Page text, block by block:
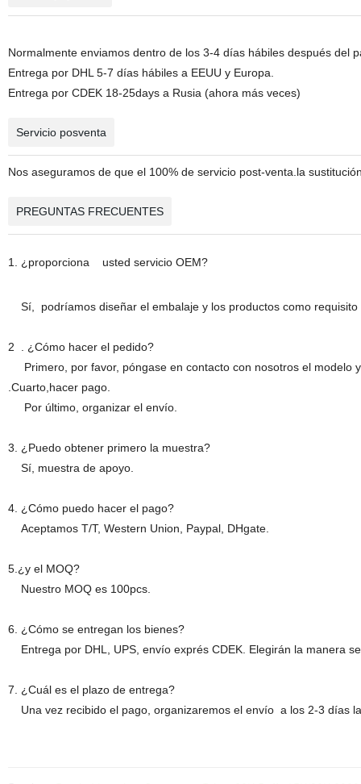
Normalmente enviamos dentro de los 3-4 días hábiles después del
Entrega por DHL 5-7 días hábiles a EEUU y Europa.
Entrega por CDEK 18-25days a Rusia (ahora más veces)
Servicio posventa
Nos aseguramos de que el 100% de servicio post-venta.la
PREGUNTAS FRECUENTES
1. ¿proporciona usted servicio OEM?
Sí, podríamos diseñar el embalaje y los productos como requisito
2 . ¿Cómo hacer el pedido?
Primero, por favor, póngase en contacto con nosotros el modelo
.Cuarto,hacer pago.
Por último, organizar el envío.
3. ¿Puedo obtener primero la muestra?
Sí, muestra de apoyo.
4. ¿Cómo puedo hacer el pago?
Aceptamos T/T, Western Union, Paypal, DHgate.
5.¿y el MOQ?
Nuestro MOQ es 100pcs.
6. ¿Cómo se entregan los bienes?
Entrega por DHL, UPS, envío exprés CDEK. Elegirán la manera
7. ¿Cuál es el plazo de entrega?
Una vez recibido el pago, organizaremos el envío a los 2-3 días